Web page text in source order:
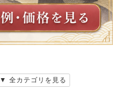
▼ 全カテゴリを見る